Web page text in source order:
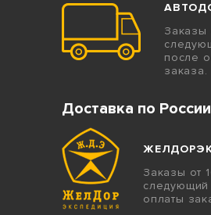
Заказы
после
заказа.
Доставка по России
Заказы от
следующий
оплаты